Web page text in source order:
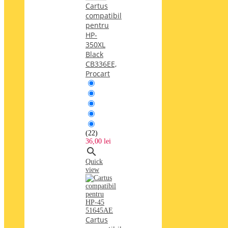
Cartus
compatibil
pentru
HP-
350XL
Black
CB336EE,
Procart
(22)
36,00 lei

Quick
view
Cartus